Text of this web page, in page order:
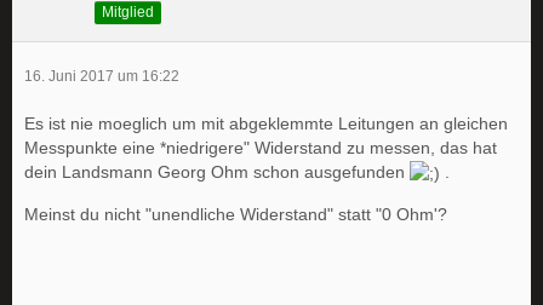
Mitglied
16. Juni 2017 um 16:22
Es ist nie moeglich um mit abgeklemmte Leitungen an gleichen
Messpunkte eine *niedrigere" Widerstand zu messen, das hat
dein Landsmann Georg Ohm schon ausgefunden
Meinst du nicht "unendliche Widerstand" statt "0 Ohm'?